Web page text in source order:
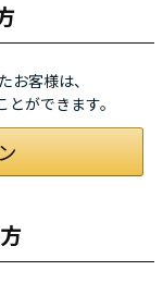
お客様は、
ができます。